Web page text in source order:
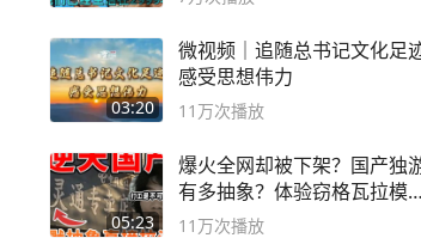
03:20
微视频｜追随总书记文化足
感受思想伟力
11万次播放
05:23
爆火全网却被下架？国产独
有多抽象？体验窃格瓦拉模拟
器！
11万次播放